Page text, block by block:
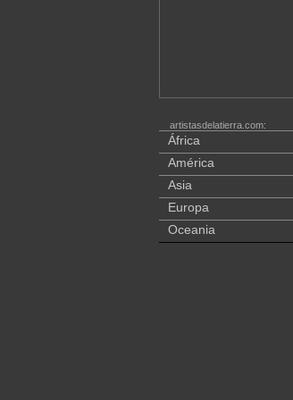
artistasdelatierra.com:
África
América
Asia
Europa
Oceania